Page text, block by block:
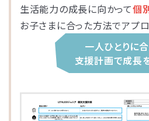
生活能力の成長に向かって個
お子さまに合った方法でアプロ
一人ひとりに
支援計画で成長